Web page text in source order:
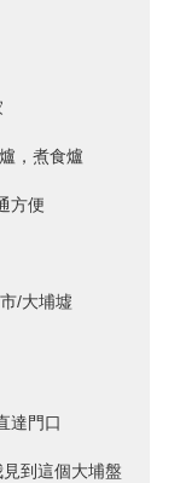
，煮食爐
方便
/大埔墟
達門口
到這個大埔盤